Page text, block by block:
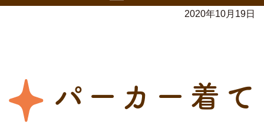
2020年10月19日
パーカー着て